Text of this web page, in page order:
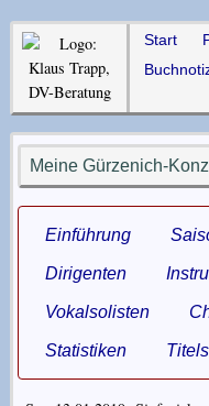
Start
Meine Gürzenich-
Einführung
Dirigenten
Vokalsolisten
Statistiken